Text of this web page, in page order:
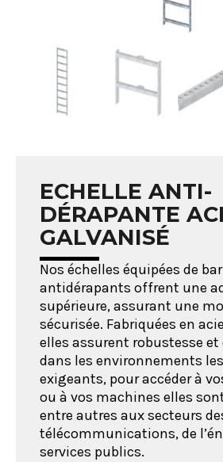
ECHELLE ANTI-
DÉRAPANTE
GALVANISÉ
Nos échelles équipées de
antidérapants offrent une
supérieure, assurant une
sécurisée. Fabriquées en
elles assurent robustesse
dans les environnements
exigeants, pour accéder à
ou à vos machines elles
entre autres aux secteurs
télécommunications, de
services publics.